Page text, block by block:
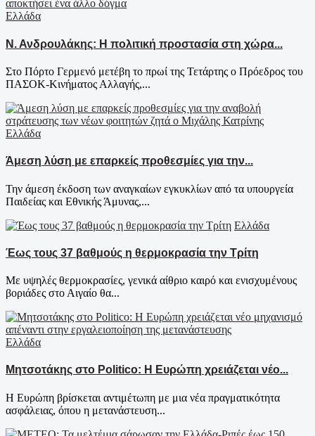
Ελλάδα
Ν. Ανδρουλάκης: Η πολιτική προστασία στη χώρα...
Στο Πόρτο Γερμενό μετέβη το πρωί της Τετάρτης ο Πρόεδρος του
ΠΑΣΟΚ-Κινήματος Αλλαγής,...
Ελλάδα
Άμεση λύση με επαρκείς προθεσμίες για την...
Την άμεση έκδοση των αναγκαίων εγκυκλίων από τα υπουργεία
Παιδείας και Εθνικής Άμυνας,...
Ελλάδα
Έως τους 37 βαθμούς η θερμοκρασία την Τρίτη
Με υψηλές θερμοκρασίες, γενικά αίθριο καιρό και ενισχυμένους
βοριάδες στο Αιγαίο θα...
Ελλάδα
Μητσοτάκης στο Politico: Η Ευρώπη χρειάζεται νέο...
Η Ευρώπη βρίσκεται αντιμέτωπη με μια νέα πραγματικότητα
ασφάλειας, όπου η μετανάστευση...